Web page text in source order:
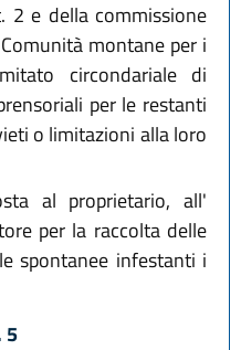
e della commissione
montane per i
circondariale di
per le restanti
o limitazioni alla loro
al proprietario, all'
per la raccolta delle
spontanee infestanti i
5